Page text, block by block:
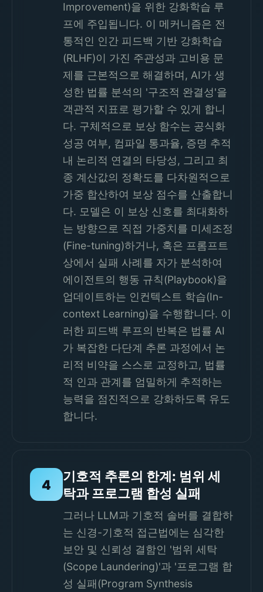
Improvement)을 위한 강화학습 루
프에 주입됩니다. 이 메커니즘은 전
통적인 인간 피드백 기반 강화학습
(RLHF)이 가진 주관성과 고비용 문
제를 근본적으로 해결하며, AI가 생
성한 법률 분석의 '구조적 완결성'을
객관적 지표로 평가할 수 있게 합니
다. 구체적으로 보상 함수는 공식화
성공 여부, 컴파일 통과율, 증명 추적
내 논리적 연결의 타당성, 그리고 최
종 계산값의 정확도를 다차원적으로
가중 합산하여 보상 점수를 산출합니
다. 모델은 이 보상 신호를 최대화하
는 방향으로 직접 가중치를 미세조정
(Fine-tuning)하거나, 혹은 프롬프트
상에서 실패 사례를 자가 분석하여
에이전트의 행동 규칙(Playbook)을
업데이트하는 인컨텍스트 학습(In-
context Learning)을 수행합니다. 이
러한 피드백 루프의 반복은 법률 AI
가 복잡한 다단계 추론 과정에서 논
리적 비약을 스스로 교정하고, 법률
적 인과 관계를 엄밀하게 추적하는
능력을 점진적으로 강화하도록 유도
합니다.
4
기호적 추론의 한계: 범위 세
탁과 프로그램 합성 실패
그러나 LLM과 기호적 솔버를 결합하
는 신경-기호적 접근법에는 심각한
보안 및 신뢰성 결함인 '범위 세탁
(Scope Laundering)'과 '프로그램 합
성 실패(Program Synthesis